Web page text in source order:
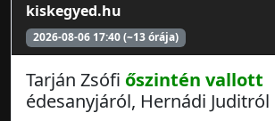
kiskegyed.hu
2026-08-06 17:40 (~13 órája)
Tarján Zsófi őszintén vallott
édesanyjáról, Hernádi Juditról